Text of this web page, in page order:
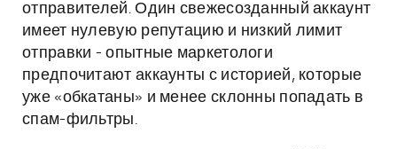
отправителей. Один свежесозданный аккаунт
имеет нулевую репутацию и низкий лимит
отправки - опытные маркетологи
предпочитают аккаунты с историей, которые
уже «обкатаны» и менее склонны попадать в
спам-фильтры.